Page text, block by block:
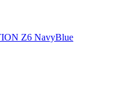
Z6 NavyBlue